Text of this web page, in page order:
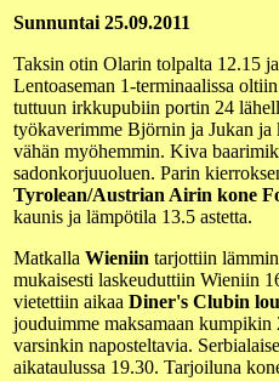
Sunnuntai 25.09.2011
Taksin otin Olarin tolpalta 12.15
Lentoaseman 1-terminaalissa
tuttuun irkkupubiin portin 24
työkaverimme Björnin ja Jukan
vähän myöhemmin. Kiva
sadonkorjuuoluen. Parin
Tyrolean/Austrian Airin kone
kaunis ja lämpötila 13.5 astetta.
Matkalla Wieniin tarjottiin
mukaisesti laskeuduttiin Wieniin
vietettiin aikaa Diner's Clubin
jouduimme maksamaan
varsinkin naposteltavia.
aikataulussa 19.30. Tarjoiluna